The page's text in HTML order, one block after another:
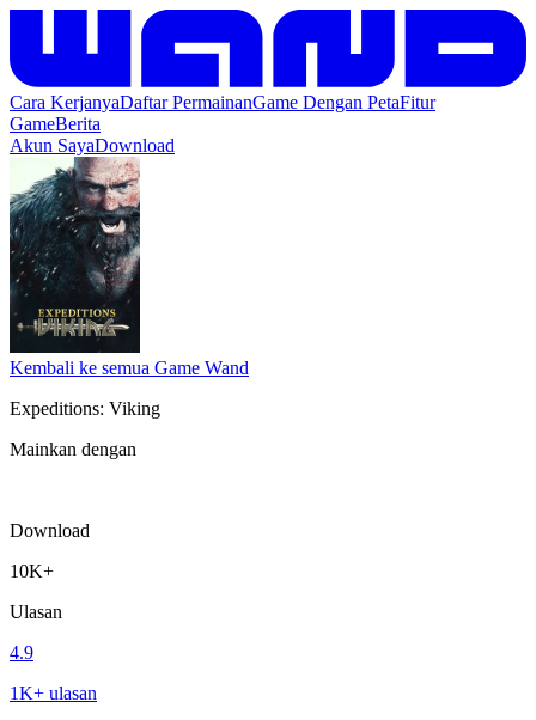
Cara KerjanyaDaftar PermainanGame Dengan PetaFitur
GameBerita
Akun SayaDownload
Kembali ke semua Game Wand
Expeditions: Viking
Mainkan dengan
Download
10K+
Ulasan
4.9
1K+ ulasan